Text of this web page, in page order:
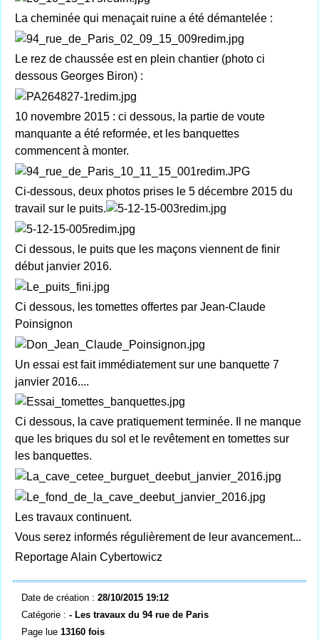
La cheminée qui menaçait ruine a été démantelée :
Le rez de chaussée est en plein chantier (photo ci
dessous Georges Biron) :
10 novembre 2015 : ci dessous, la partie de voute
manquante a été reformée, et les banquettes
commencent à monter.
Ci-dessous, deux photos prises le 5 décembre 2015 du
travail sur le puits.
Ci dessous, le puits que les maçons viennent de finir
début janvier 2016.
Ci dessous, les tomettes offertes par Jean-Claude
Poinsignon
Un essai est fait immédiatement sur une banquette 7
janvier 2016....
Ci dessous, la cave pratiquement terminée. Il ne manque
que les briques du sol et le revêtement en tomettes sur
les banquettes.
Les travaux continuent.
Vous serez informés régulièrement de leur avancement...
Reportage Alain Cybertowicz
Date de création : 28/10/2015 19:12
Catégorie : - Les travaux du 94 rue de Paris
Page lue 13160 fois